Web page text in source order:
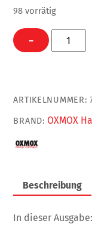
98 vorrätig
−
OXMOX
ARTIKELNUMMER:
BRAND: OXMOX
Beschreibung
In dieser Ausgabe: